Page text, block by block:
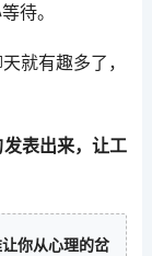
待。
表出来，让工
你从心理的岔